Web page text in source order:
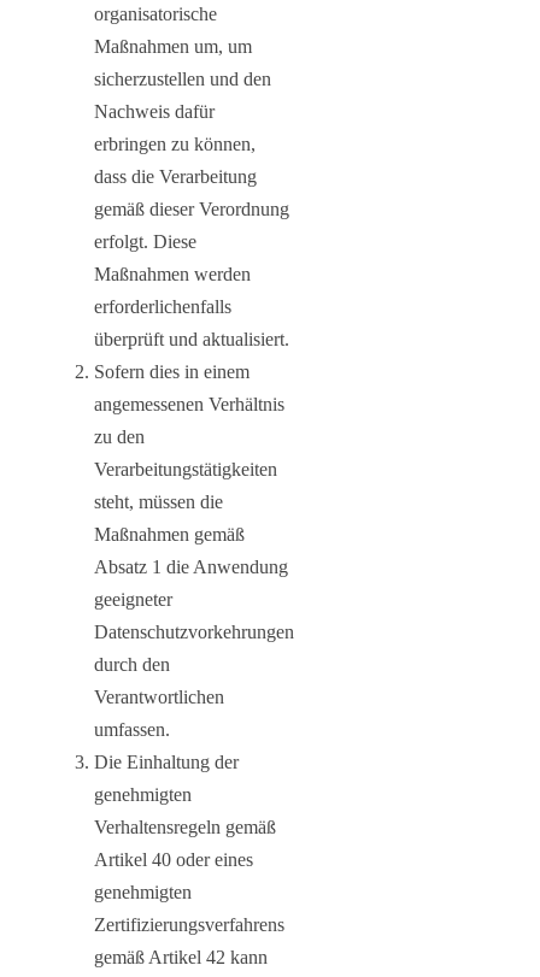
organisatorische
Maßnahmen um, um
sicherzustellen und den
Nachweis dafür
erbringen zu können,
dass die Verarbeitung
gemäß dieser Verordnung
erfolgt. Diese
Maßnahmen werden
erforderlichenfalls
überprüft und aktualisiert.
Sofern dies in einem
angemessenen Verhältnis
zu den
Verarbeitungstätigkeiten
steht, müssen die
Maßnahmen gemäß
Absatz 1 die Anwendung
geeigneter
Datenschutzvorkehrungen
durch den
Verantwortlichen
umfassen.
Die Einhaltung der
genehmigten
Verhaltensregeln gemäß
Artikel 40 oder eines
genehmigten
Zertifizierungsverfahrens
gemäß Artikel 42 kann